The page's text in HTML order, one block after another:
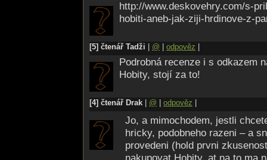
http://www.deskovehry.com/s-
hobiti-aneb-jak-ziji-hrdinove-z-
[5] čtenář Tadži @ odpověz
Podrobná recenze i s odkazem
Hobity, stojí za to!
[4] čtenář Drak @ odpověz
Jo, a mimochodem, jestli
hricky, podobneho razeni – a
provedeni (hold prvni